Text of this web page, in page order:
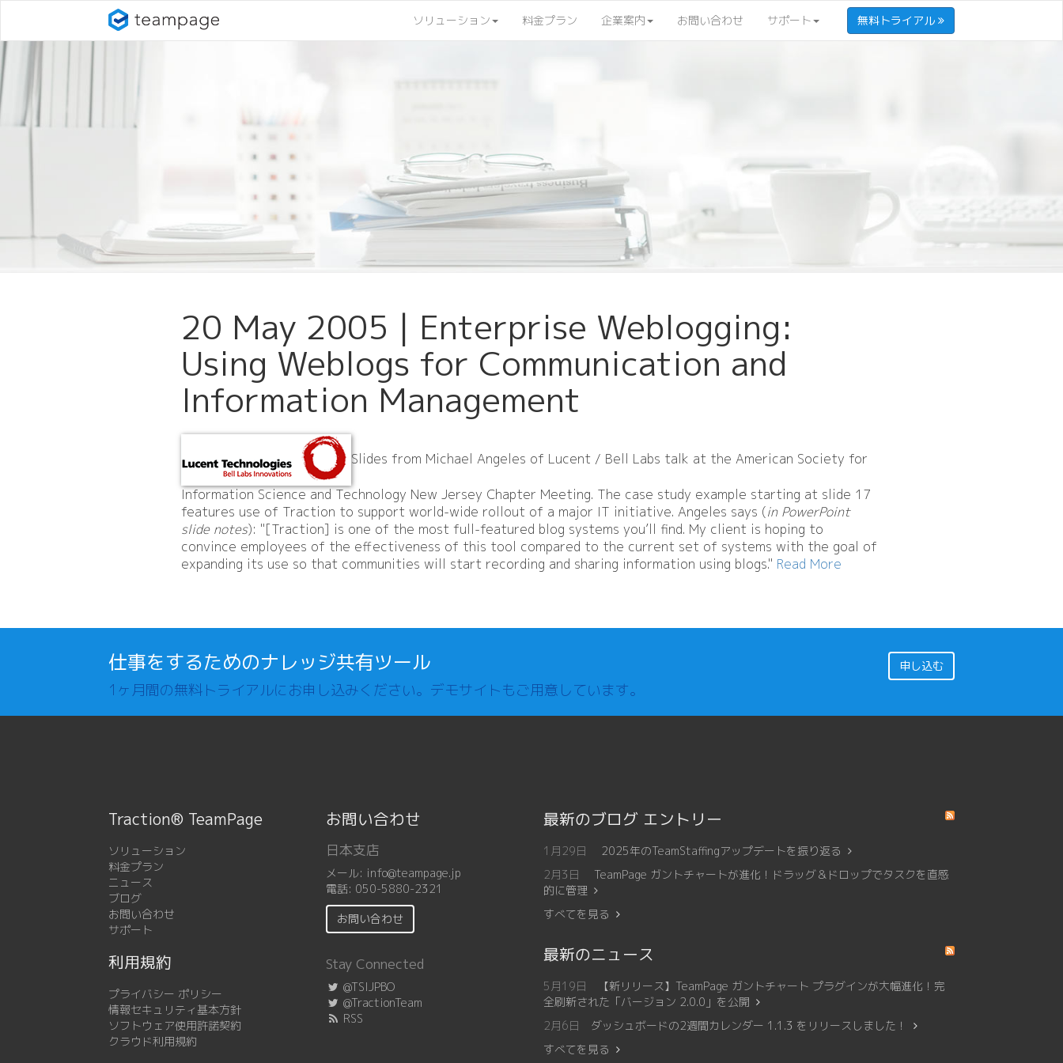
ソリューション 料金プラン 企業案内 お問い合わせ サポート 無料トライアル
20 May 2005 | Enterprise Weblogging:
Using Weblogs for Communication and
Information Management
Slides from Michael Angeles of Lucent / Bell Labs talk at the American Society for
Information Science and Technology New Jersey Chapter Meeting. The case study example starting at slide 17
features use of Traction to support world-wide rollout of a major IT initiative. Angeles says (in PowerPoint
slide notes): "[Traction] is one of the most full-featured blog systems you’ll find. My client is hoping to
convince employees of the effectiveness of this tool compared to the current set of systems with the goal of
expanding its use so that communities will start recording and sharing information using blogs." Read More
仕事をするためのナレッジ共有ツール
1ヶ月間の無料トライアルにお申し込みください。デモサイトもご用意しています。
申し込む
Traction® TeamPage
ソリューション
料金プラン
ニュース
ブログ
お問い合わせ
サポート
利用規約
プライバシー ポリシー
情報セキュリティ基本方針
ソフトウェア使用許諾契約
クラウド利用規約
お問い合わせ
日本支店
メール: info@teampage.jp
電話: 050-5880-2321
お問い合わせ
Stay Connected
@TSIJPBO
@TractionTeam
RSS
最新のブログ エントリー
1月29日
2025年のTeamStaffingアップデートを振り返る
2月3日
TeamPage ガントチャートが進化！ドラッグ＆ドロップでタスクを直感
的に管理
すべてを見る
最新のニュース
5月19日
【新リリース】TeamPage ガントチャート プラグインが大幅進化！完
全刷新された「バージョン 2.0.0」を公開
2月6日
ダッシュボードの2週間カレンダー 1.1.3 をリリースしました！
すべてを見る